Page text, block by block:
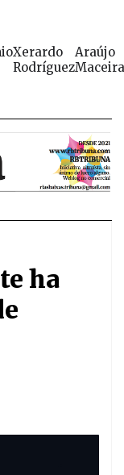
Xerardo
Rodríguez
Araújo
Maceira
ha